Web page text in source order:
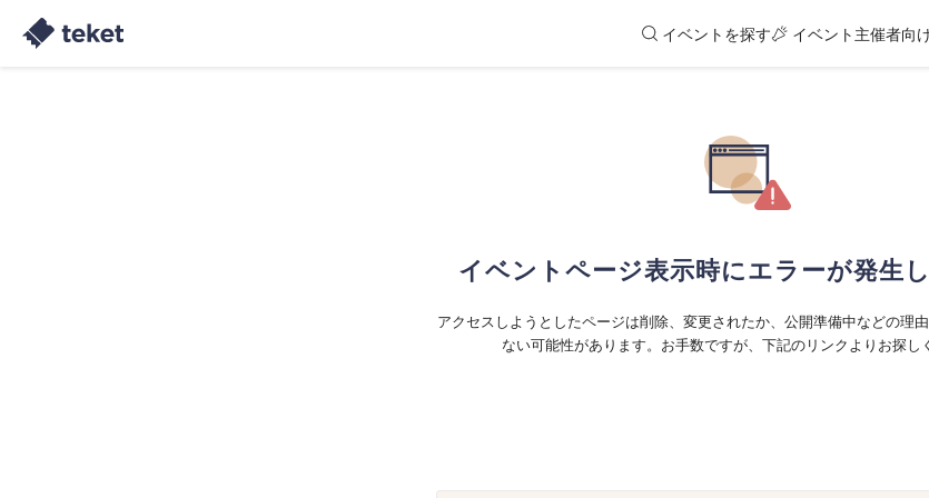
イベントを探す イベント主催者向
イベントページ表示時にエラーが発生し
アクセスしようとしたページは削除、変更されたか、公開準備中などの理
ない可能性があります。お手数ですが、下記のリンクよりお探し